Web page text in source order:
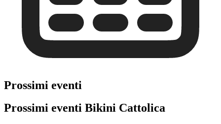
Prossimi eventi
Prossimi eventi Bikini Cattolica